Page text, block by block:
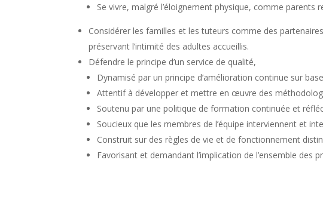
Se vivre, malgré l’éloignement physique, comme
Considérer les familles et les tuteurs comme des
préservant l’intimité des adultes accueillis.
Défendre le principe d’un service de qualité,
Dynamisé par un principe d’amélioration continue sur
Attentif à développer et mettre en œuvre des
Soutenu par une politique de formation continuée et
Soucieux que les membres de l’équipe interviennent et
Construit sur des règles de vie et de fonctionnement
Favorisant et demandant l’implication de l’ensemble des